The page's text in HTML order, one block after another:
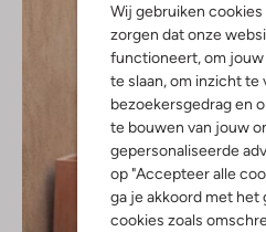
Wij gebruiken
zorgen dat onze
functioneert, om
te slaan, om inzicht te
bezoekersgedrag en
te bouwen van jouw
gepersonaliseerde
op "Accepteer alle
ga je akkoord met het
cookies zoals